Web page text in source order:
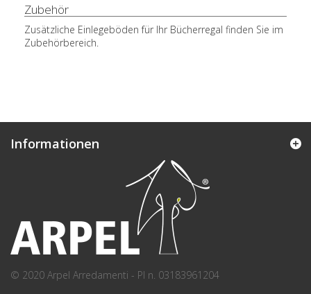
Zubehör
Zusätzliche Einlegeböden für Ihr Bücherregal finden Sie im
Zubehörbereich.
Informationen
© 2020 Arpel Arredamenti - PI n. 03183961204